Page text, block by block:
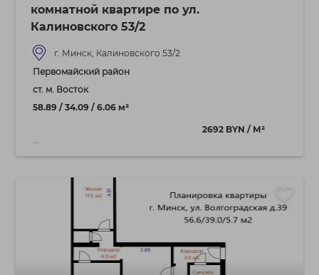
комнатной квартире по ул.
Калиновского 53/2
г. Минск, Калиновского 53/2
Первомайский район
ст. м. Восток
58.89 / 34.09 / 6.06 м²
2692 BYN / М²
...